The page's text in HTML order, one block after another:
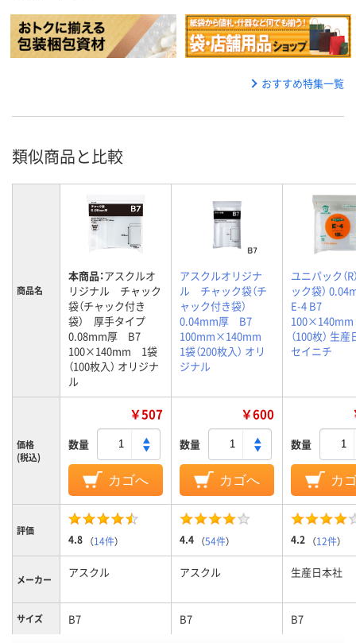
おすすめ特集一覧
類似商品と比較
商品名
本商品：アスクルオ
リジナル チャック
袋（チャック付き
袋） 厚手タイプ
0.08mm厚 B7
100×140mm 1袋
（100枚入） オリジナ
ル
アスクルオリジナ
ル チャック袋（チ
ャック付き袋）
0.04mm厚 B7
100mm×140mm
1袋（200枚入） オリ
ジナル
ユニパック（R
ック袋）
E-4 B7
100×140mm
（100枚） 生
セイニチ
価格
(税込)
￥507
数量
カゴへ
￥600
数量
カゴへ
数量
カ
評価
4.8 （14件） 4.4 （54件） 4.2 （12件）
メーカー アスクル アスクル 生産日本社
サイズ B7 B7 B7